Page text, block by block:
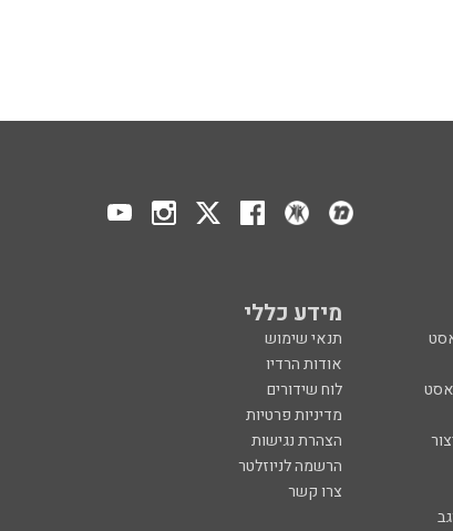
מידע כללי
תנאי שימוש
אודות הרדיו
לוח שידורים
מדיניות פרטיות
הצהרת נגישות
הרשמה לניוזלטר
צרו קשר